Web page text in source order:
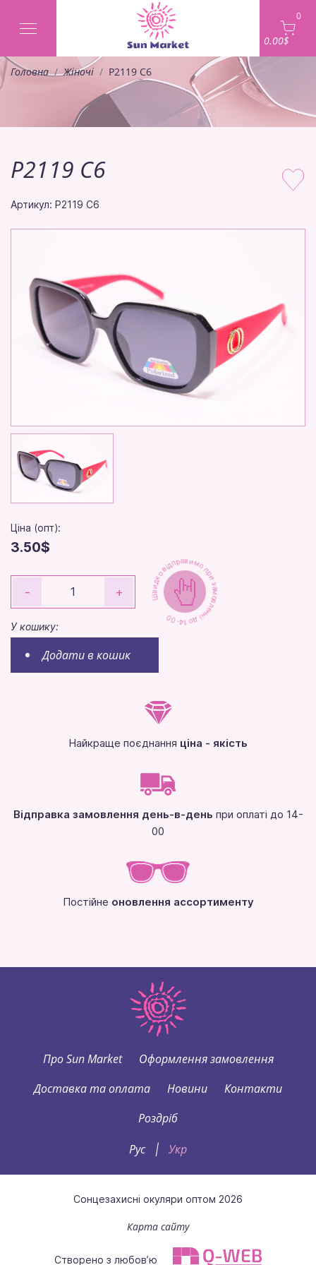
0
0.00$
Головна Жіночі P2119 C6
P2119 C6
Артикул: P2119 C6
Ціна (опт):
3.50$
- +
У кошику:
Додати в кошик
Швидко відправимо при замовленні до 14-00
Найкраще поєднання ціна - якість
Відправка замовлення день-в-день при оплаті до 14-
00
Постійне оновлення ассортименту
Про Sun Market
Оформлення замовлення
Доставка та оплата
Новини
Контакти
Роздріб
Рус
| Укр
Сонцезахисні окуляри оптом 2026
Карта сайту
Створено з любов’ю